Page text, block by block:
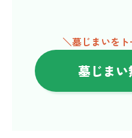
＼墓じまいを
墓じまい